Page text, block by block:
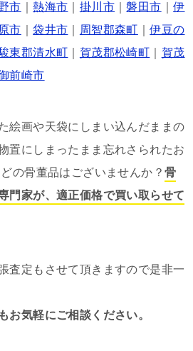
市 ｜熱海市 掛川市 ｜磐田市 ｜伊
市 ｜袋井市 周智郡森町 ｜伊豆の
東郡清水町 賀茂郡松崎町
賀茂
前崎市
絵画や天袋にしまい込んだままの
置にしまったまま忘れさられたお
の骨董品はございませんか？ 骨
門家が、適正価格で買い取らせて
査定もさせて頂きますので是非一
気軽にご相談ください。